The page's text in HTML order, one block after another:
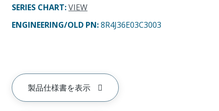
SERIES CHART:VIEW
ENGINEERING/OLD PN:8R4J36E03C3003
製品仕様書を表示